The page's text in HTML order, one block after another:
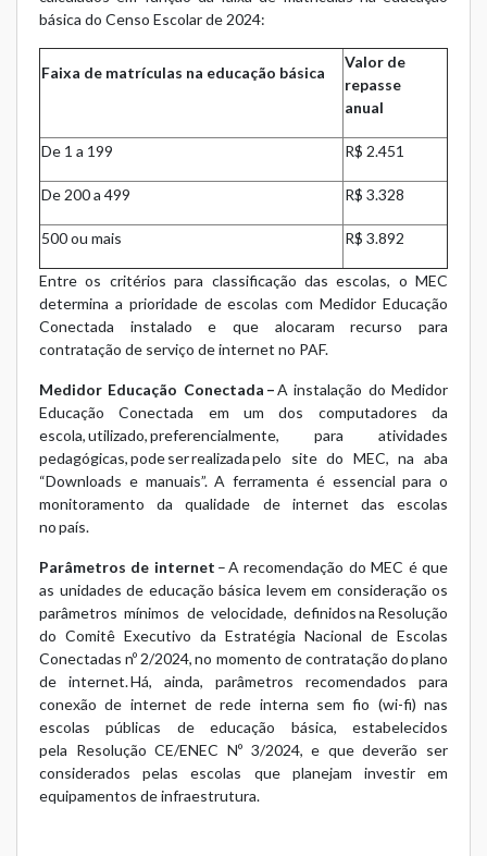
básica do Censo Escolar de 2024:
Faixa de matrículas na educação básica
Valor de
repasse
anual
De 1 a 199 R$ 2.451
De 200 a 499 R$ 3.328
500 ou mais R$ 3.892
Entre os critérios para classificação das escolas, o MEC
determina a prioridade de escolas com Medidor Educação
Conectada instalado e que alocaram recurso para
contratação de serviço de internet no PAF.
Medidor Educação Conectada –A instalação do Medidor
Educação Conectada em um dos computadores da
escola, utilizado, preferencialmente, para atividades
pedagógicas, pode ser realizada pelo site do MEC, na aba
“Downloads e manuais”. A ferramenta é essencial para o
monitoramento da qualidade de internet das escolas
no país.
Parâmetros de internet – A recomendação do MEC é que
as unidades de educação básica levem em consideração os
parâmetros mínimos de velocidade, definidos na Resolução
do Comitê Executivo da Estratégia Nacional de Escolas
Conectadas nº 2/2024, no momento de contratação do plano
de internet.Há, ainda, parâmetros recomendados para
conexão de internet de rede interna sem fio (wi-fi) nas
escolas públicas de educação básica, estabelecidos
pela Resolução CE/ENEC Nº 3/2024, e que deverão ser
considerados pelas escolas que planejam investir em
equipamentos de infraestrutura.